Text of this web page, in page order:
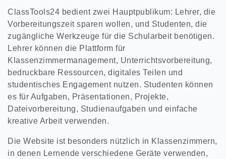
ClassTools24 bedient zwei Hauptpublikum: Lehrer, die
Vorbereitungszeit sparen wollen, und Studenten, die
zugängliche Werkzeuge für die Schularbeit benötigen.
Lehrer können die Plattform für
Klassenzimmermanagement, Unterrichtsvorbereitung,
bedruckbare Ressourcen, digitales Teilen und
studentisches Engagement nutzen. Studenten können
es für Aufgaben, Präsentationen, Projekte,
Dateivorbereitung, Studienaufgaben und einfache
kreative Arbeit verwenden.
Die Website ist besonders nützlich in Klassenzimmern,
in denen Lernende verschiedene Geräte verwenden,